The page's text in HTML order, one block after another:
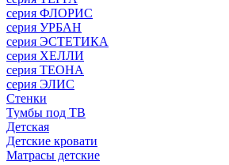
серия ФЛОРИС
серия УРБАН
серия ЭСТЕТИКА
серия ХЕЛЛИ
серия ТЕОНА
серия ЭЛИС
Стенки
Тумбы под ТВ
Детская
Детские кровати
Матрасы детские